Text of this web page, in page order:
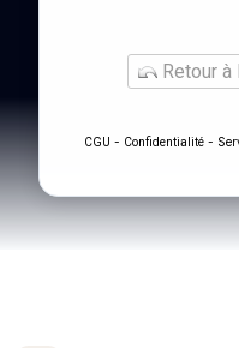
Retour
CGU - Confidentialité -